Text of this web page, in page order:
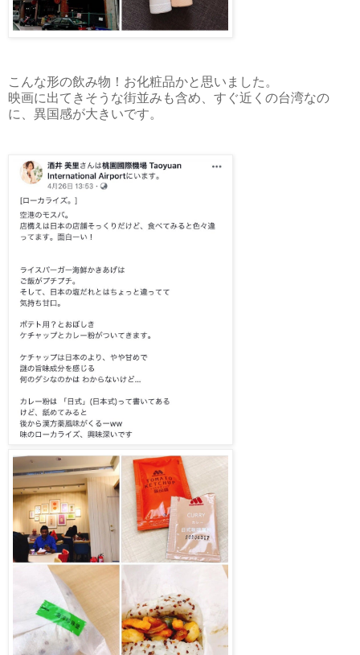
こんな形の飲み物！お化粧品かと思いました。
映画に出てきそうな街並みも含め、すぐ近くの台湾なの
に、異国感が大きいです。